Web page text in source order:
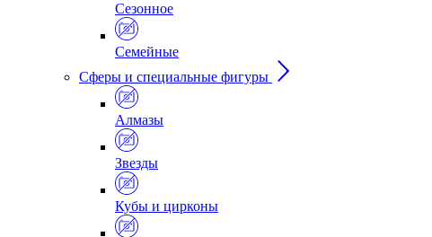
Сезонное
Семейные
Сферы и специальные фигуры
Алмазы
Звезды
Кубы и цирконы